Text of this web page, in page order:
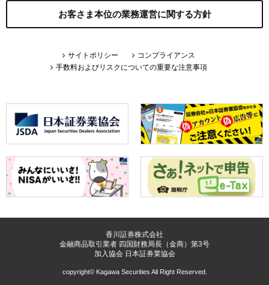
お客さま本位の業務運営に関する方針
サイトポリシー
コンプライアンス
手数料およびリスクについての重要な注意事項
香川証券株式会社
金融商品取引業者 四国財務局長（金商）第3号
加入協会 日本証券業協会
copyright© Kagawa Securities All Right Reserved.